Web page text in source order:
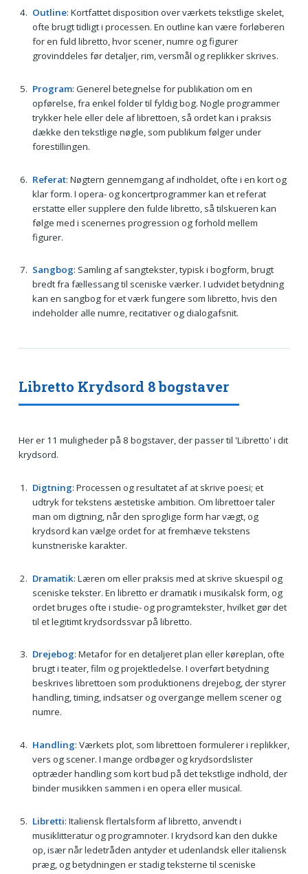
Outline: Kortfattet disposition over værkets tekstlige skelet,
ofte brugt tidligt i processen. En outline kan være forløberen
for en fuld libretto, hvor scener, numre og figurer
grovinddeles før detaljer, rim, versmål og replikker skrives.
Program: Generel betegnelse for publikation om en
opførelse, fra enkel folder til fyldig bog. Nogle programmer
trykker hele eller dele af librettoen, så ordet kan i praksis
dække den tekstlige nøgle, som publikum følger under
forestillingen.
Referat: Nøgtern gennemgang af indholdet, ofte i en kort og
klar form. I opera- og koncertprogrammer kan et referat
erstatte eller supplere den fulde libretto, så tilskueren kan
følge med i scenernes progression og forhold mellem
figurer.
Sangbog: Samling af sangtekster, typisk i bogform, brugt
bredt fra fællessang til sceniske værker. I udvidet betydning
kan en sangbog for et værk fungere som libretto, hvis den
indeholder alle numre, recitativer og dialogafsnit.
Libretto Krydsord 8 bogstaver
Her er 11 muligheder på 8 bogstaver, der passer til 'Libretto' i dit
krydsord.
Digtning: Processen og resultatet af at skrive poesi; et
udtryk for tekstens æstetiske ambition. Om librettoer taler
man om digtning, når den sproglige form har vægt, og
krydsord kan vælge ordet for at fremhæve tekstens
kunstneriske karakter.
Dramatik: Læren om eller praksis med at skrive skuespil og
sceniske tekster. En libretto er dramatik i musikalsk form, og
ordet bruges ofte i studie- og programtekster, hvilket gør det
til et legitimt krydsordssvar på libretto.
Drejebog: Metafor for en detaljeret plan eller køreplan, ofte
brugt i teater, film og projektledelse. I overført betydning
beskrives librettoen som produktionens drejebog, der styrer
handling, timing, indsatser og overgange mellem scener og
numre.
Handling: Værkets plot, som librettoen formulerer i replikker,
vers og scener. I mange ordbøger og krydsordslister
optræder handling som kort bud på det tekstlige indhold, der
binder musikken sammen i en opera eller musical.
Libretti: Italiensk flertalsform af libretto, anvendt i
musiklitteratur og programnoter. I krydsord kan den dukke
op, især når ledetråden antyder et udenlandsk eller italiensk
præg, og betydningen er stadig teksterne til sceniske